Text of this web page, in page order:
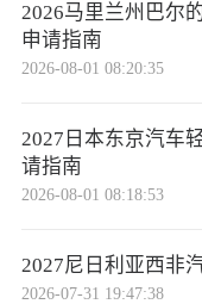
2026马里兰州巴尔
申请指南
2026-08-01 08:20:35
2027日本东京汽车
请指南
2026-08-01 08:18:53
2027尼日利亚西非
2026-07-31 19:47:38